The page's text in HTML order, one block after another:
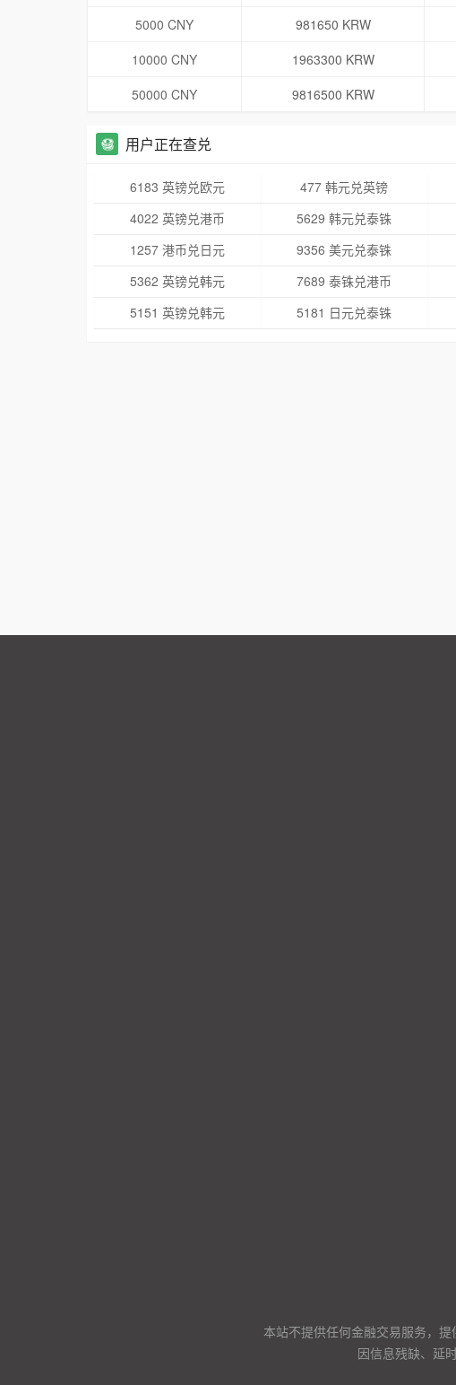
5000 CNY
981650 KRW
10000 CNY
1963300 KRW
50000 CNY
9816500 KRW
用户正在查兑
6183 英镑兑欧元 477 韩元兑英镑
4022 英镑兑港币
5629 韩元兑泰铢
1257 港币兑日元
9356 美元兑泰铢
5362 英镑兑韩元
7689 泰铢兑港币
5151 英镑兑韩元
5181 日元兑泰铢
本站不提供任何金融交易服务，
因信息残缺、延